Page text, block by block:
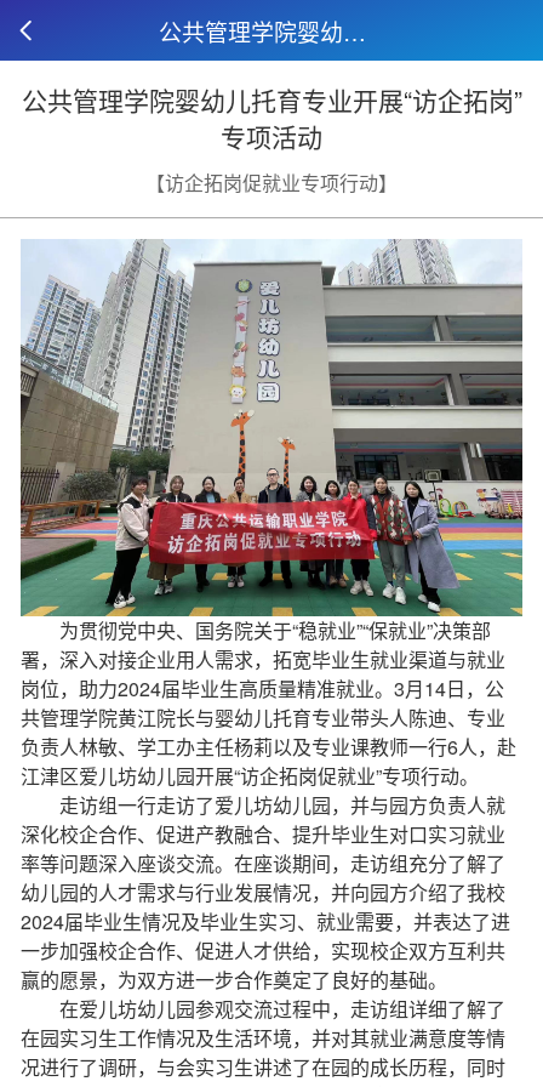
公共管理学院婴幼儿托育专业开展“访企拓岗”专项活动
公共管理学院婴幼儿托育专业开展“访企拓岗”
专项活动
【访企拓岗促就业专项行动】
为贯彻党中央、国务院关于“稳就业”“保就业”决策部
署，深入对接企业用人需求，拓宽毕业生就业渠道与就业
岗位，助力2024届毕业生高质量精准就业。3月14日，公
共管理学院黄江院长与婴幼儿托育专业带头人陈迪、专业
负责人林敏、学工办主任杨莉以及专业课教师一行6人，赴
江津区爱儿坊幼儿园开展“访企拓岗促就业”专项行动。
走访组一行走访了爱儿坊幼儿园，并与园方负责人就
深化校企合作、促进产教融合、提升毕业生对口实习就业
率等问题深入座谈交流。在座谈期间，走访组充分了解了
幼儿园的人才需求与行业发展情况，并向园方介绍了我校
2024届毕业生情况及毕业生实习、就业需要，并表达了进
一步加强校企合作、促进人才供给，实现校企双方互利共
赢的愿景，为双方进一步合作奠定了良好的基础。
在爱儿坊幼儿园参观交流过程中，走访组详细了解了
在园实习生工作情况及生活环境，并对其就业满意度等情
况进行了调研，与会实习生讲述了在园的成长历程，同时